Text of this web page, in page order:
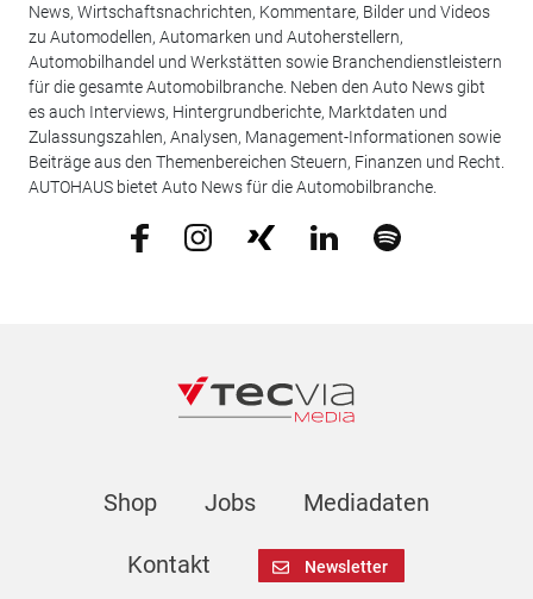
News, Wirtschaftsnachrichten, Kommentare, Bilder und Videos
zu Automodellen, Automarken und Autoherstellern,
Automobilhandel und Werkstätten sowie Branchendienstleistern
für die gesamte Automobilbranche. Neben den Auto News gibt
es auch Interviews, Hintergrundberichte, Marktdaten und
Zulassungszahlen, Analysen, Management-Informationen sowie
Beiträge aus den Themenbereichen Steuern, Finanzen und Recht.
AUTOHAUS bietet Auto News für die Automobilbranche.
Shop Jobs Mediadaten
Kontakt Newsletter